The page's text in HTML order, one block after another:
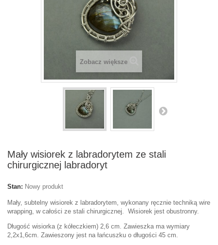
Zobacz większe
Mały wisiorek z labradorytem ze stali
chirurgicznej labradoryt
Stan: Nowy produkt
Mały, subtelny wisiorek z labradorytem, wykonany ręcznie techniką wire
wrapping, w całości ze stali chirurgicznej. Wisiorek jest obustronny.
Długość wisiorka (z kółeczkiem) 2,6 cm. Zawieszka ma wymiary
2,2x1,6cm. Zawieszony jest na łańcuszku o długości 45 cm.